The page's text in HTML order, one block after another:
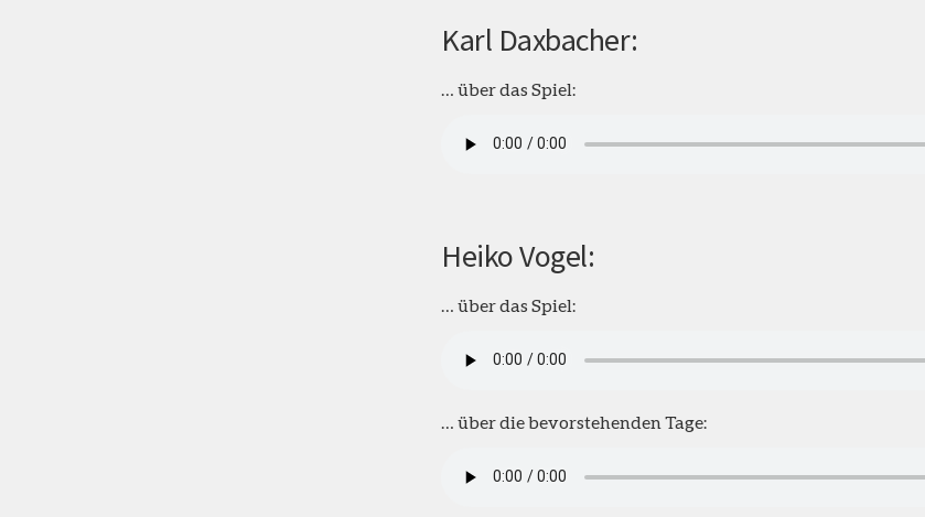
Karl Daxbacher:
… über das Spiel:
Heiko Vogel:
… über das Spiel:
… über die bevorstehenden Tage: